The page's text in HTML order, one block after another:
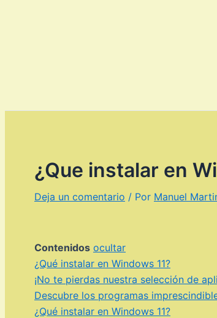
¿Que instalar en
Deja un comentario / Por Manuel
Contenidos ocultar
¿Qué instalar en Windows 11?
¡No te pierdas nuestra selección de
Descubre los programas
¿Qué instalar en Windows 11?